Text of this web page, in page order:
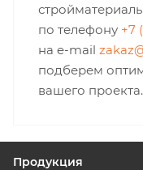
по телефону +7
на e-mail
подберем
вашего проекта.
Продукция